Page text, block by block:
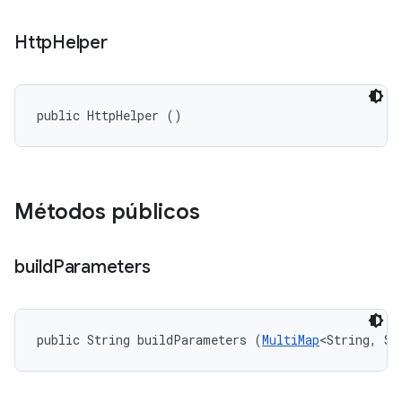
HttpHelper
public HttpHelper ()
Métodos públicos
buildParameters
public String buildParameters (MultiMap<String,